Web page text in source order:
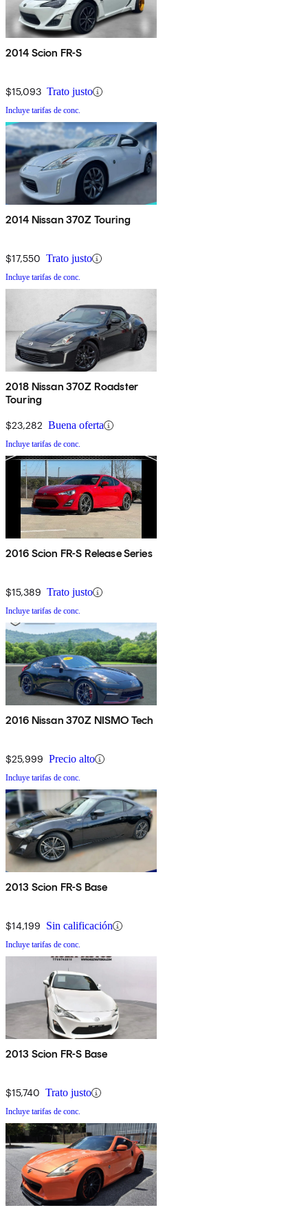
2014 Scion FR-S
$15,093 Trato justo
Incluye tarifas de conc.
2014 Nissan 370Z Touring
$17,550 Trato justo
Incluye tarifas de conc.
2018 Nissan 370Z Roadster
Touring
$23,282 Buena oferta
Incluye tarifas de conc.
2016 Scion FR-S Release Series
$15,389 Trato justo
Incluye tarifas de conc.
2016 Nissan 370Z NISMO Tech
$25,999 Precio alto
Incluye tarifas de conc.
2013 Scion FR-S Base
$14,199 Sin calificación
Incluye tarifas de conc.
2013 Scion FR-S Base
$15,740 Trato justo
Incluye tarifas de conc.